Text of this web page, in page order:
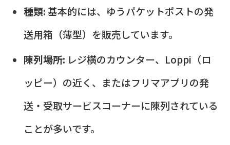
種類:基本的には、ゆうパケットポストの発
送用箱（薄型）を販売しています。
陳列場所: レジ横のカウンター、Loppi（ロ
ッピー）の近く、またはフリマアプリの発
送・受取サービスコーナーに陳列されている
ことが多いです。